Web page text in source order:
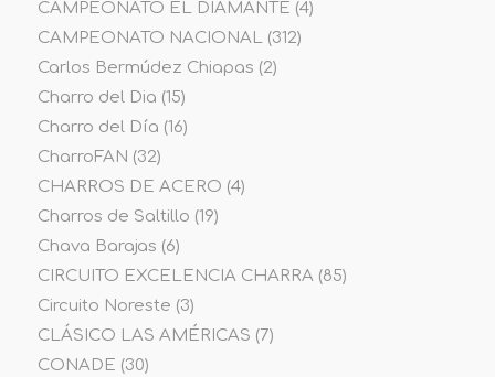
CAMPEONATO EL DIAMANTE (4)
CAMPEONATO NACIONAL(312)
Carlos Bermúdez Chiapas (2)
Charro del Dia (15)
Charro del Día (16)
CharroFAN (32)
CHARROS DE ACERO (4)
Charros de Saltillo (19)
Chava Barajas (6)
CIRCUITO EXCELENCIA CHARRA(85)
Circuito Noreste (3)
CLÁSICO LAS AMÉRICAS (7)
CONADE (30)